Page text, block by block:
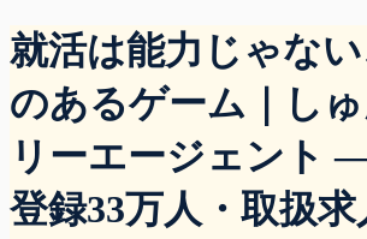
就活は能力じゃな
のあるゲーム｜し
リーエージェント
登録33万人・取扱求